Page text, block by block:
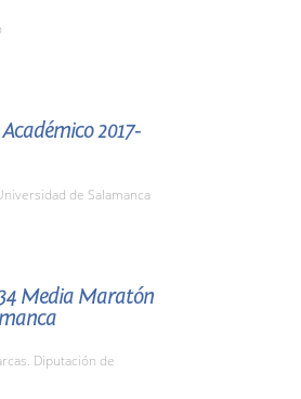
2017-
de Salamanca
Media Maratón
Diputación de